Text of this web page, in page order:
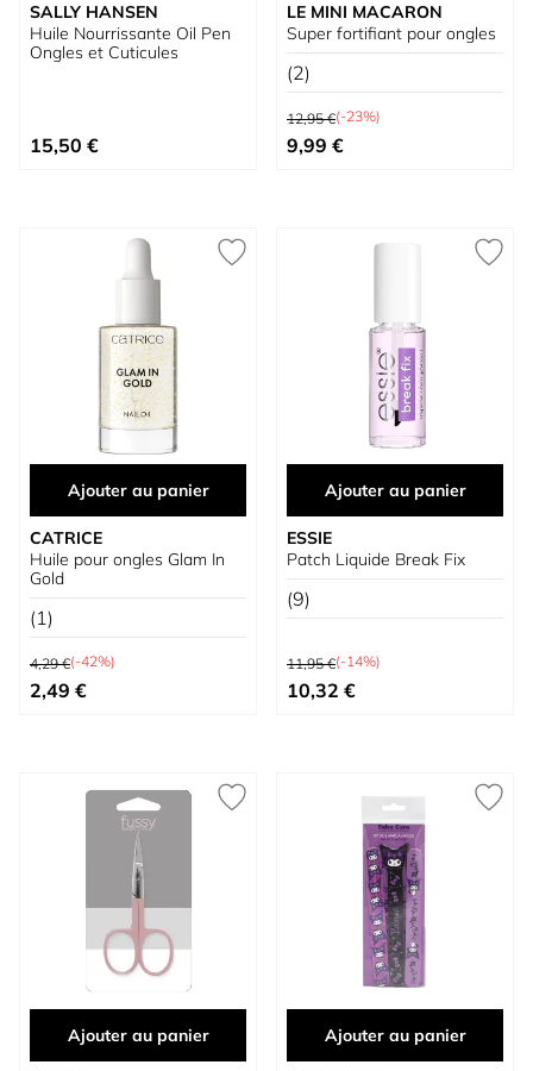
SALLY HANSEN
Huile Nourrissante Oil Pen
Ongles et Cuticules
15,50 €
LE MINI MACARON
Super fortifiant pour ongles
(2)
Prix normal
12,95 €(-23%)
Prix spécial
9,99 €
Ajouter au panier
CATRICE
Huile pour ongles Glam In
Gold
(1)
Prix normal
4,29 €(-42%)
Prix spécial
2,49 €
Ajouter au panier
ESSIE
Patch Liquide Break Fix
(9)
Prix normal
11,95 €(-14%)
Prix spécial
10,32 €
Ajouter au panier Ajouter au panier